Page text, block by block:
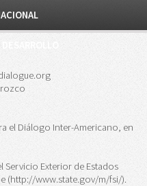
el Diálogo Inter-Americano, en
Servicio Exterior de Estados
(http://www.state.gov/m/fsi/).